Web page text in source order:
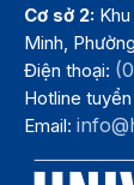
Cơ sở 2:
Minh,
Điện thoại:
Hotline
Email: